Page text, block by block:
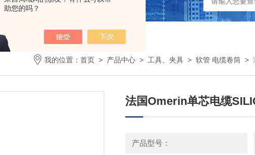
助您的吗？
我的位置： 首页 > 产品中心 > 工具、夹具 > 软管 电缆卷筒 >
法国Omerin单芯电缆
产品型号：